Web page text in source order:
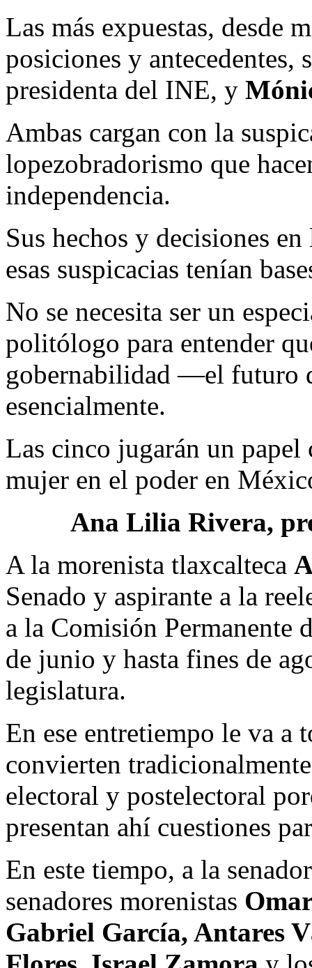
Las más expuestas, desde
posiciones y antecedentes,
presidenta del INE, y
Ambas cargan con la
lopezobradorismo que
independencia.
Sus hechos y decisiones
esas suspicacias tenían
No se necesita ser un
politólogo para entender
gobernabilidad —el futuro
esencialmente.
Las cinco jugarán un
mujer en el poder en
Ana Lilia Rivera,
A la morenista tlaxcalteca
Senado y aspirante a la
a la Comisión Permanente
de junio y hasta fines de
legislatura.
En ese entretiempo le va a
convierten
electoral y postelectoral
presentan ahí cuestiones
En este tiempo, a la
senadores morenistas
Gabriel García, Antares